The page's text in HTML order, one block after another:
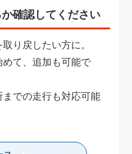
確認してください
り戻したい方に。
めて、追加も可能で
までの走行も対応可能